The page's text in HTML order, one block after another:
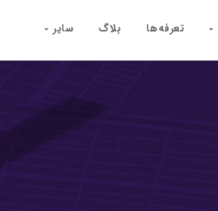
تعرفه‌ها بلاگ سایر